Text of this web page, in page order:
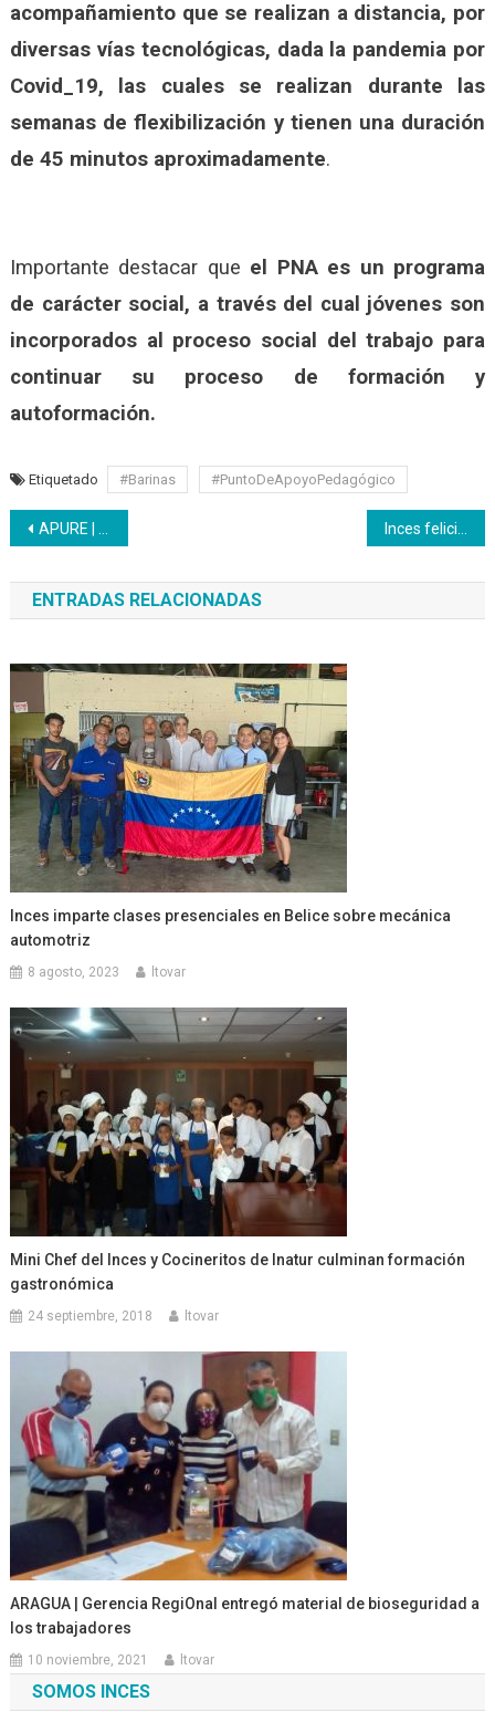
acompañamiento que se realizan a distancia, por
diversas vías tecnológicas, dada la pandemia por
Covid_19, las cuales se realizan durante las
semanas de flexibilización y tienen una duración
de 45 minutos aproximadamente.
Importante destacar que el PNA es un programa
de carácter social, a través del cual jóvenes son
incorporados al proceso social del trabajo para
continuar su proceso de formación y
autoformación.
Etiquetado #Barinas #PuntoDeApoyoPedagógico
Navegación
de
entradas
APURE | En marcha curso de Panificación Doméstica como ocupación productiva
ENTRADAS RELACIONADAS
Inces imparte clases presenciales en Belice sobre mecánica
automotriz
8 agosto, 2023 ltovar
Mini Chef del Inces y Cocineritos de Inatur culminan formación
gastronómica
24 septiembre, 2018 ltovar
ARAGUA | Gerencia RegiOnal entregó material de bioseguridad a
los trabajadores
10 noviembre, 2021 ltovar
SOMOS INCES